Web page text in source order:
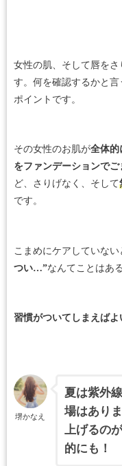
女性の肌、そして唇を
す。何を確認するかと言
ポイントです。
その女性のお肌が全体的
をファンデーションで
ど、さりげなく、そして
です。
こまめにケアしていな
つい…”なんてことはあ
習慣がついてしまえば
堺かなえ
夏は紫外
場はあり
上げるの
的にも！